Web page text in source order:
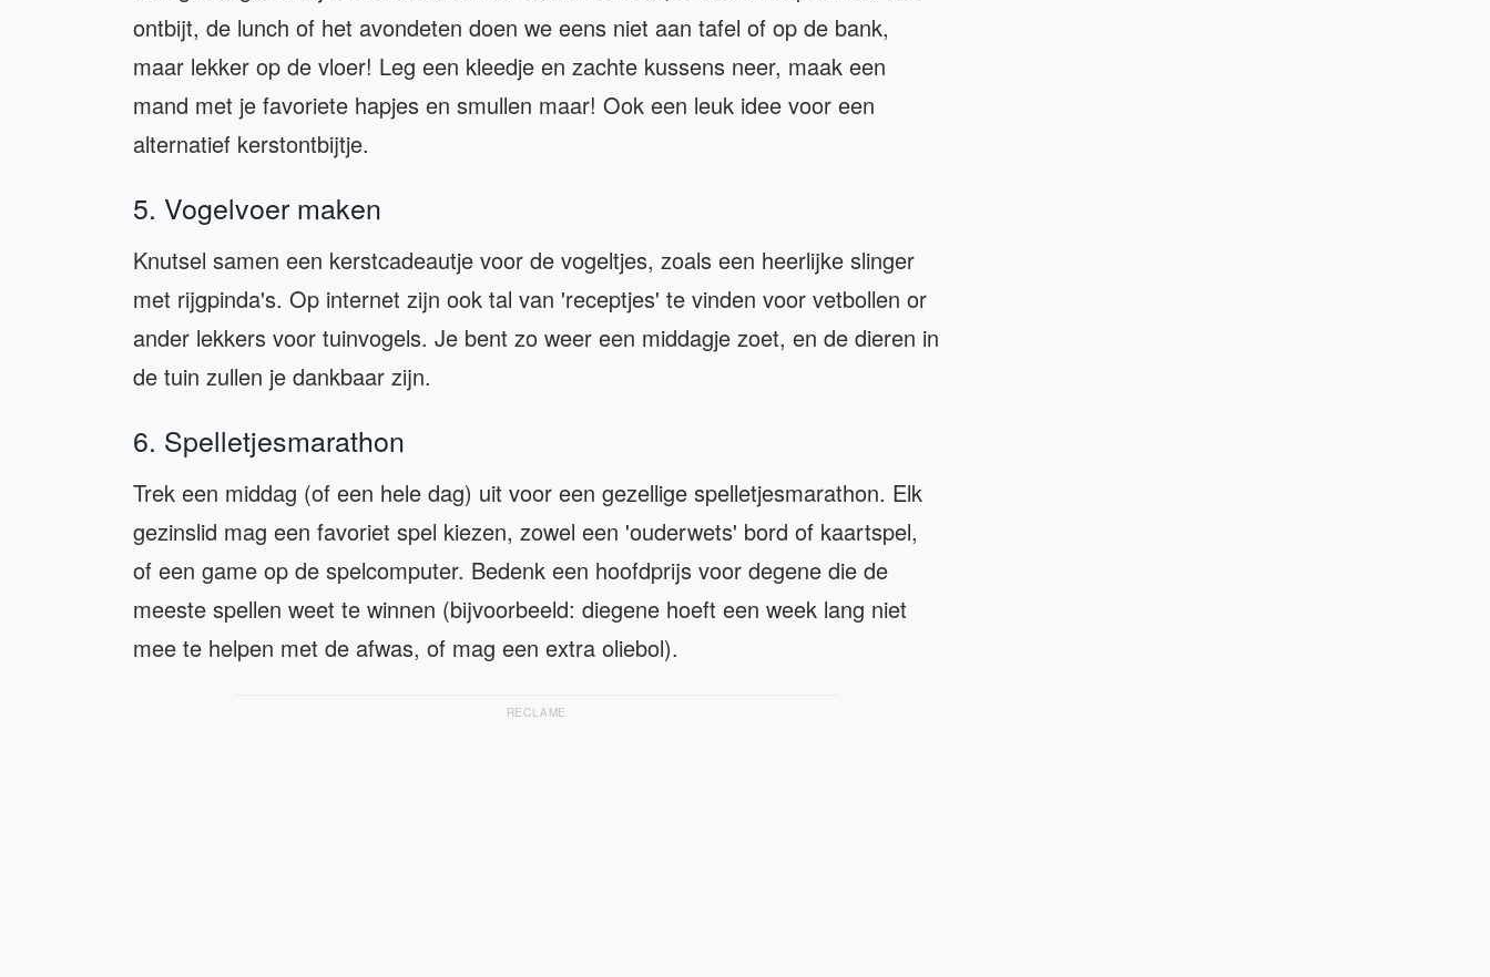
ontbijt, de lunch of het avondeten doen we eens niet aan tafel of op de bank,
maar lekker op de vloer! Leg een kleedje en zachte kussens neer, maak een
mand met je favoriete hapjes en smullen maar! Ook een leuk idee voor een
alternatief kerstontbijtje.
5. Vogelvoer maken
Knutsel samen een kerstcadeautje voor de vogeltjes, zoals een heerlijke slinger
met rijgpinda's. Op internet zijn ook tal van 'receptjes' te vinden voor vetbollen or
ander lekkers voor tuinvogels. Je bent zo weer een middagje zoet, en de dieren in
de tuin zullen je dankbaar zijn.
6. Spelletjesmarathon
Trek een middag (of een hele dag) uit voor een gezellige spelletjesmarathon. Elk
gezinslid mag een favoriet spel kiezen, zowel een 'ouderwets' bord of kaartspel,
of een game op de spelcomputer. Bedenk een hoofdprijs voor degene die de
meeste spellen weet te winnen (bijvoorbeeld: diegene hoeft een week lang niet
mee te helpen met de afwas, of mag een extra oliebol).
RECLAME